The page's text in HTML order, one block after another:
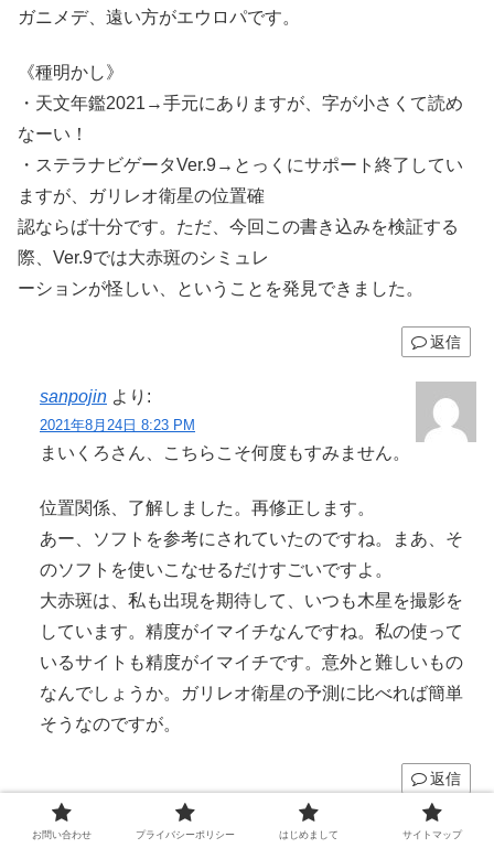
ガニメデ、遠い方がエウロパです。
《種明かし》
・天文年鑑2021→手元にありますが、字が小さくて読め
なーい！
・ステラナビゲータVer.9→とっくにサポート終了してい
ますが、ガリレオ衛星の位置確
認ならば十分です。ただ、今回この書き込みを検証する
際、Ver.9では大赤斑のシミュレ
ーションが怪しい、ということを発見できました。
返信
sanpojin より:
2021年8月24日 8:23 PM
まいくろさん、こちらこそ何度もすみません。
位置関係、了解しました。再修正します。
あー、ソフトを参考にされていたのですね。まあ、そ
のソフトを使いこなせるだけすごいですよ。
大赤斑は、私も出現を期待して、いつも木星を撮影を
しています。精度がイマイチなんですね。私の使って
いるサイトも精度がイマイチです。意外と難しいもの
なんでしょうか。ガリレオ衛星の予測に比べれば簡単
そうなのですが。
返信
まいくろ より:
お問い合わせ プライバシーポリシー はじめまして サイトマップ